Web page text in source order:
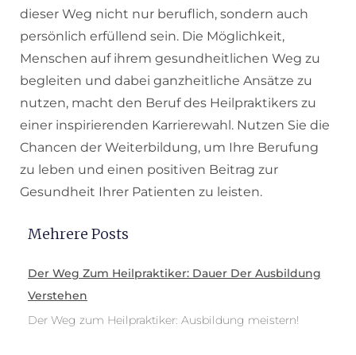
dieser Weg nicht nur beruflich, sondern auch
persönlich erfüllend sein. Die Möglichkeit,
Menschen auf ihrem gesundheitlichen Weg zu
begleiten und dabei ganzheitliche Ansätze zu
nutzen, macht den Beruf des Heilpraktikers zu
einer inspirierenden Karrierewahl. Nutzen Sie die
Chancen der Weiterbildung, um Ihre Berufung
zu leben und einen positiven Beitrag zur
Gesundheit Ihrer Patienten zu leisten.
Mehrere Posts
Der Weg Zum Heilpraktiker: Dauer Der Ausbildung
Verstehen
Der Weg zum Heilpraktiker: Ausbildung meistern!